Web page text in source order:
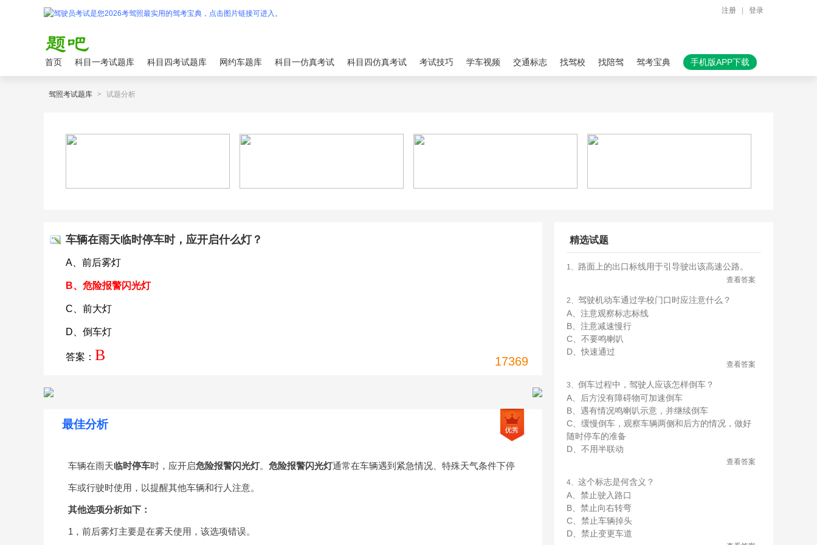
注册 登录
首页 科目一考试题库 科目四考试题库 网约车题库 科目一仿真考试 科目四仿真考试 考试技巧 学车视频 交通标志 找驾校 找陪驾 驾考宝典 手机版APP下载
驾照考试题库 > 试题分析
车辆在雨天临时停车时，应开启什么灯？
A、前后雾灯
B、危险报警闪光灯
C、前大灯
D、倒车灯
答案： B 17369
最佳分析
车辆在雨天临时停车时，应开启危险报警闪光灯。 危险报警闪光灯通常在车辆遇到紧急情况、特殊天气条件下停
车或行驶时使用，以提醒其他车辆和行人注意。
其他选项分析如下：
1，前后雾灯主要是在雾天使用，该选项错误。
精选试题
1、 路面上的出口标线用于引导驶出该高速公路。
查看答案
2、 驾驶机动车通过学校门口时应注意什么？
A、注意观察标志标线
B、注意减速慢行
C、不要鸣喇叭
D、快速通过
查看答案
3、 倒车过程中，驾驶人应该怎样倒车？
A、后方没有障碍物可加速倒车
B、遇有情况鸣喇叭示意，并继续倒车
C、缓慢倒车，观察车辆两侧和后方的情况，做好
随时停车的准备
D、不用半联动
查看答案
4、 这个标志是何含义？
A、禁止驶入路口
B、禁止向右转弯
C、禁止车辆掉头
D、禁止变更车道